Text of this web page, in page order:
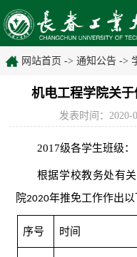
网站首页 -> 通知公告 ->
机电工程学院关于
发表时间：2020-
2017级各学生班级：
根据学校教务处有关
院2020年推免工作作出
序号 时间